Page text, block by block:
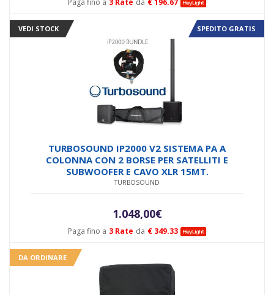
VEDI STOCK SPEDITO GRATIS
Paga fino a 3 Rate da € 349.33
TURBOSOUND IP2000 V2 SISTEMA PA A
COLONNA CON 2 BORSE PER SATELLITI E
SUBWOOFER E CAVO XLR 15MT.
TURBOSOUND
1.048,00€
DA ORDINARE